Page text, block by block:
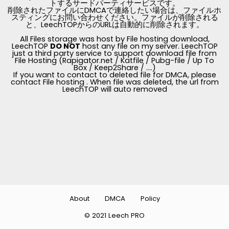
トするサードパーティサービスです。
削除されたファイルにDMCAで連絡したい場合は、ファイルホ
スティングにお問い合わせください。ファイルが削除される
と、LeechTOPからのURLは自動的に削除されます。
All Files storage was host by File hosting download,
LeechTOP DO NOT host any file on my server. LeechTOP
just a third party service to support download file from
File Hosting (Rapigator.net / Katfile / Pubg-file / Up To
Box / Keep2Share / ....)
If you want to contact to deleted file for DMCA, please
contact File hosting . When file was deleted, the url from
LeechTOP will auto removed
© 2021 Leech PRO
About DMCA Policy